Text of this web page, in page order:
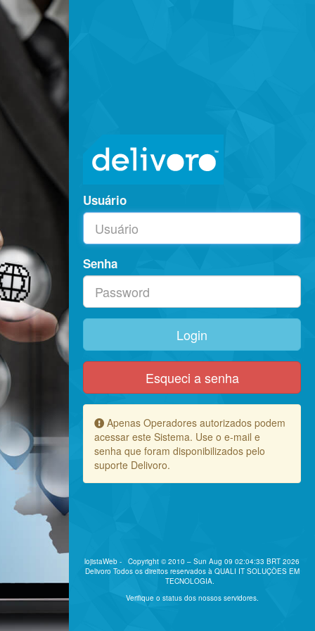
Usuário
Senha
Esqueci a senha
Apenas Operadores autorizados podem
acessar este Sistema. Use o e-mail e
senha que foram disponibilizados pelo
suporte Delivoro.
lojistaWeb - Copyright © 2010 – Sun Aug 09 02:04:33 BRT 2026
Delivoro Todos os direitos reservados à QUALI IT SOLUÇÕES EM
TECNOLOGIA.
Verifique o status dos nossos servidores.